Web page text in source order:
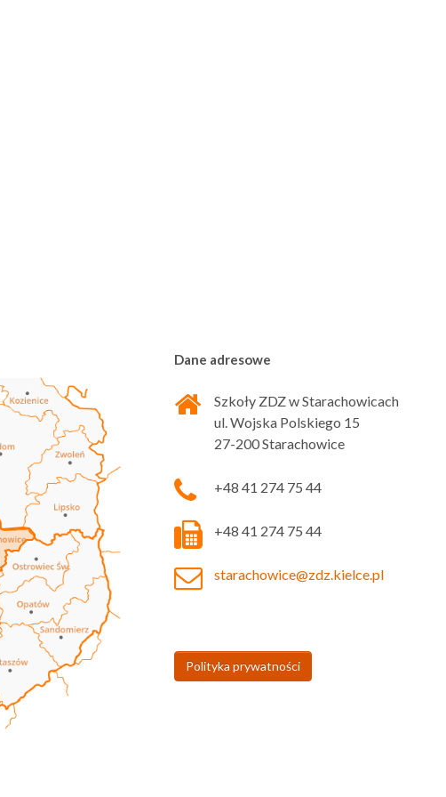
Dane adresowe
Szkoły ZDZ w Starachowicach
ul. Wojska Polskiego 15
27-200 Starachowice
+48 41 274 75 44
+48 41 274 75 44
starachowice@zdz.kielce.pl
Polityka prywatności